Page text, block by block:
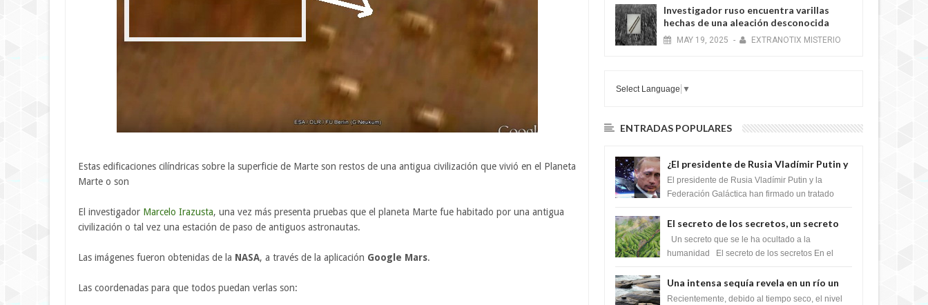
Estas edificaciones cilíndricas sobre la superficie de Marte son restos de una antigua civilización que vivió en el Planeta
Marte o son
El investigador Marcelo Irazusta, una vez más presenta pruebas que el planeta Marte fue habitado por una antigua
civilización o tal vez una estación de paso de antiguos astronautas.
Las imágenes fueron obtenidas de la NASA, a través de la aplicación Google Mars.
Las coordenadas para que todos puedan verlas son:
Investigador ruso encuentra varillas
hechas de una aleación desconocida
MAY 19, 2025 - EXTRANOTIX MISTERIO
Select Language ▼
ENTRADAS POPULARES
¿El presidente de Rusia Vladímir Putin y
la Federación Galactica han firmado un
tratado para acabar con los Sionistas?
El presidente de Rusia Vladímir Putin y la
Federación Galáctica han firmado un tratado
Si...
El secreto de los secretos, un secreto
que cambiaría por completo el destino
de la humanidad
Un secreto que se le ha ocultado a la
humanidad El secreto de los secretos En el
m...
Una intensa sequía revela en un río un
impresionante hallazgo de miles de
Recientemente, debido al tiempo seco, el nivel